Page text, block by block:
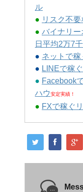
ル
● リスク不
● バイナリ
日平均2万7
● ネットで
● LINEで稼
● Facebook
ハウ安定実績！
● FXで稼ぐ